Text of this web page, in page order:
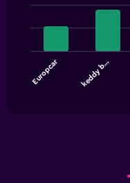
chart
chart
graphic.
Europcar keddy b…
End